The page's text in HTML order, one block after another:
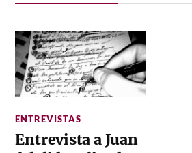
ENTREVISTAS
Entrevista a Juan